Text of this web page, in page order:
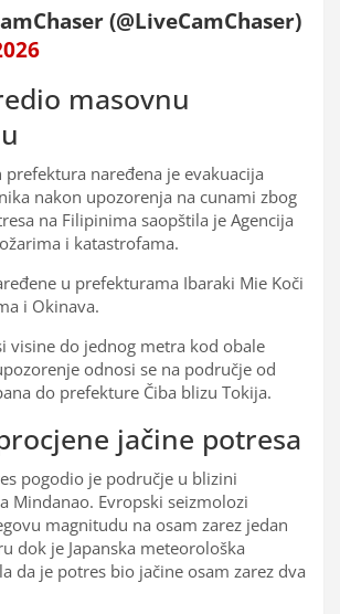
(@LiveCamChaser)
masovnu
prefektura naređena je evakuacija
nakon upozorenja na cunami zbog
na Filipinima saopštila je Agencija
i katastrofama.
u prefekturama Ibaraki Mie Koči
i Okinava.
visine do jednog metra kod obale
odnosi se na područje od
do prefekture Čiba blizu Tokija.
jačine potresa
pogodio je područje u blizini
Mindanao. Evropski seizmolozi
magnitudu na osam zarez jedan
dok je Japanska meteorološka
da je potres bio jačine osam zarez dva